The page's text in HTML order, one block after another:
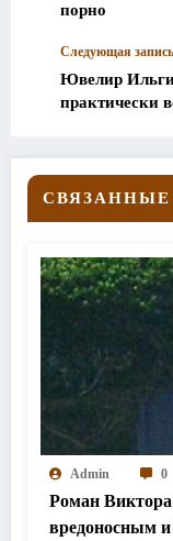
порно
Следующая запись
Ювелир
практически
Admin 0
Роман
вредоносным и